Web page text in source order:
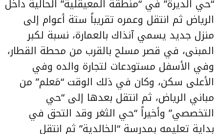
“حي الديرة” في “منطقة المعيقلية” الحالية داخل
الرياض ثم انتقل وعمره تقريباً ستة أعوام إلى
منزل جديد يسمي آنذاك بالعمارة، نسبة لكبر
المبنى، في قصر مسلح بالقرب من محطة القطار،
وفي الأسفل مستودعات لتجارة والده وفي
الأعلى سكن، وكان في ذلك الوقت “مَعلم” من
مباني الرياض، ثم انتقل بعدها إلى “حي
التخصصي” وأخيراً “حي الثغر وقد التحق في
بداية تعليمه بمدرسة “الخالدية” ثم انتقل